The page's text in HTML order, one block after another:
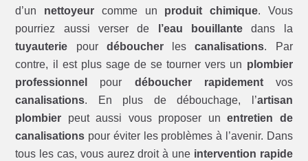
d’un nettoyeur comme un produit chimique. Vous
pourriez aussi verser de
l’eau bouillantedans la
tuyauterie pour déboucherlescanalisations. Par
contre, il est plus sage de se tourner vers un plombier
professionnel
pour déboucher rapidementvos
canalisations. En plus de débouchage, l’artisan
plombier peut aussi vous proposer unentretien de
canalisations pour éviter les problèmes à l’avenir. Dans
tous les cas, vous aurez droit à une intervention rapide